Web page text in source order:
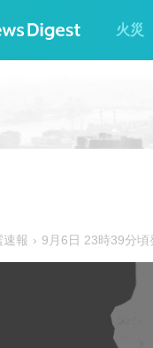
火災
速報 9月6日 23時39分頃